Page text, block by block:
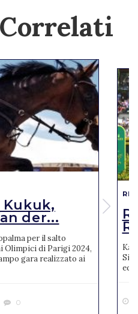
Kukuk,
der...
per il salto
Olimpici di Parigi 2024,
gara realizzato ai
0